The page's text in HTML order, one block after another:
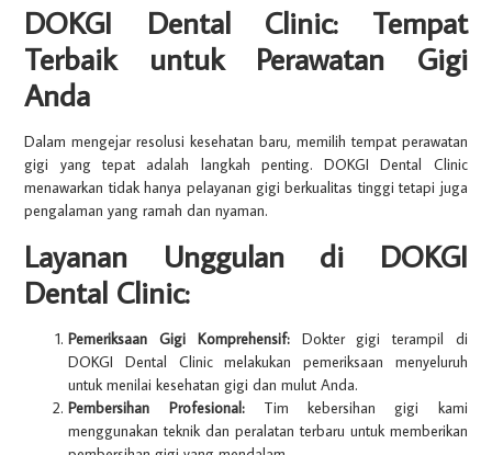
DOKGI Dental Clinic: Tempat
Terbaik untuk Perawatan Gigi
Anda
Dalam mengejar resolusi kesehatan baru, memilih tempat perawatan
gigi yang tepat adalah langkah penting. DOKGI Dental Clinic
menawarkan tidak hanya pelayanan gigi berkualitas tinggi tetapi juga
pengalaman yang ramah dan nyaman.
Layanan Unggulan di DOKGI
Dental Clinic:
Pemeriksaan Gigi Komprehensif:Dokter gigi terampil di
DOKGI Dental Clinic melakukan pemeriksaan menyeluruh
untuk menilai kesehatan gigi dan mulut Anda.
Pembersihan Profesional:Tim kebersihan gigi kami
menggunakan teknik dan peralatan terbaru untuk memberikan